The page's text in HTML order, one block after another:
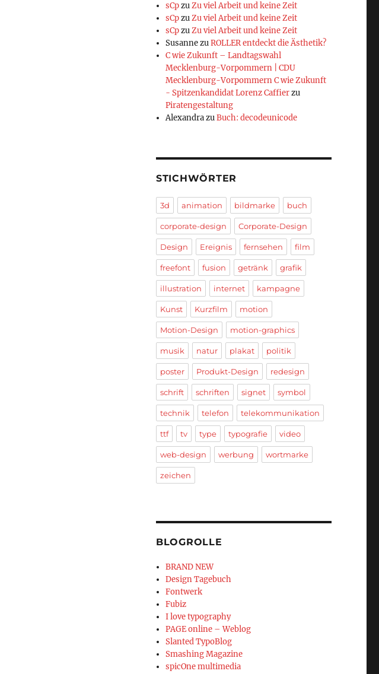
sCpzuZu viel Arbeit und keine Zeit
sCpzuZu viel Arbeit und keine Zeit
sCpzuZu viel Arbeit und keine Zeit
SusannezuROLLER entdeckt die Ästhetik?
C wie Zukunft – Landtagswahl
Mecklenburg-Vorpommern | CDU
Mecklenburg-Vorpommern C wie Zukunft
- Spitzenkandidat Lorenz Caffierzu
Piratengestaltung
AlexandrazuBuch: decodeunicode
STICHWÖRTER
3d animation bildmarke buch
corporate-design Corporate-Design
Design Ereignis fernsehen film
freefont fusion getränk grafik
illustration internet kampagne
Kunst Kurzfilm motion
Motion-Design motion-graphics
musik natur plakat politik
poster Produkt-Design redesign
schrift schriften signet symbol
technik telefon telekommunikation
ttf tv type typografie video
web-design werbung wortmarke
zeichen
BLOGROLLE
BRAND NEW
Design Tagebuch
Fontwerk
Fubiz
I love typography
PAGE online – Weblog
Slanted TypoBlog
Smashing Magazine
spicOne multimedia